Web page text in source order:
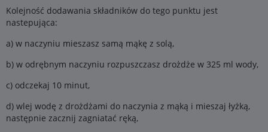
Kolejność dodawania składników do tego punktu jest
nastepująca:
a) w naczyniu mieszasz samą mąkę z solą,
b) w odrębnym naczyniu rozpuszczasz drożdże w 325 ml wody,
c) odczekaj 10 minut,
d) wlej wodę z drożdżami do naczynia z mąką i mieszaj łyżką,
następnie zacznij zagniatać ręką,